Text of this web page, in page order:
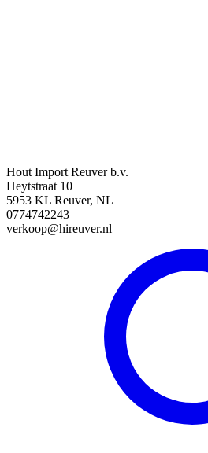
Hout Import Reuver b.v.
Heytstraat 10
5953 KL Reuver, NL
0774742243
verkoop@hireuver.nl